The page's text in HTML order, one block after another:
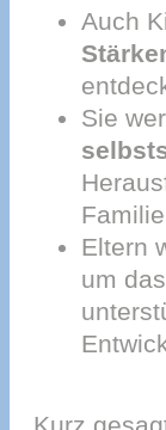
Auch
Sie
Eltern
um
Kurz